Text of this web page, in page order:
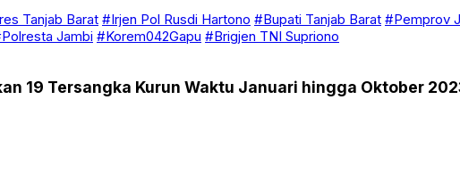
Tanjab Barat #Irjen Pol Rusdi Hartono #Bupati Tanjab Barat #Pemprov
Jambi #Korem042Gapu #Brigjen TNI Supriono
19 Tersangka Kurun Waktu Januari hingga Oktober